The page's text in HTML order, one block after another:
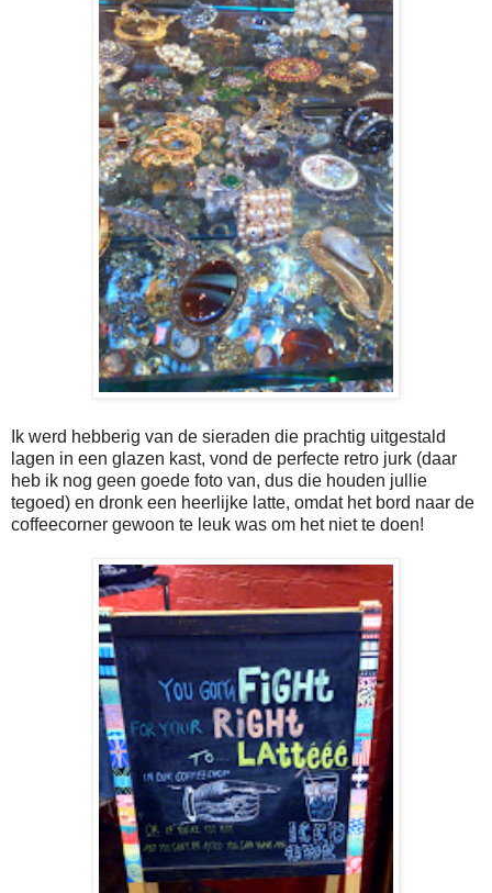
Ik werd hebberig van de sieraden die prachtig uitgestald
lagen in een glazen kast, vond de perfecte retro jurk (daar
heb ik nog geen goede foto van, dus die houden jullie
tegoed) en dronk een heerlijke latte, omdat het bord naar de
coffeecorner gewoon te leuk was om het niet te doen!